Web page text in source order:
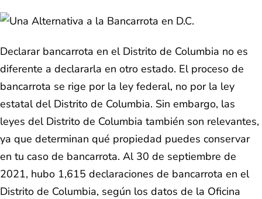
Declarar bancarrota en el Distrito de Columbia no es
diferente a declararla en otro estado. El proceso de
bancarrota se rige por la ley federal, no por la ley
estatal del Distrito de Columbia. Sin embargo, las
leyes del Distrito de Columbia también son relevantes,
ya que determinan qué propiedad puedes conservar
en tu caso de bancarrota. Al 30 de septiembre de
2021, hubo 1,615 declaraciones de bancarrota en el
Distrito de Columbia, según los datos de la Oficina